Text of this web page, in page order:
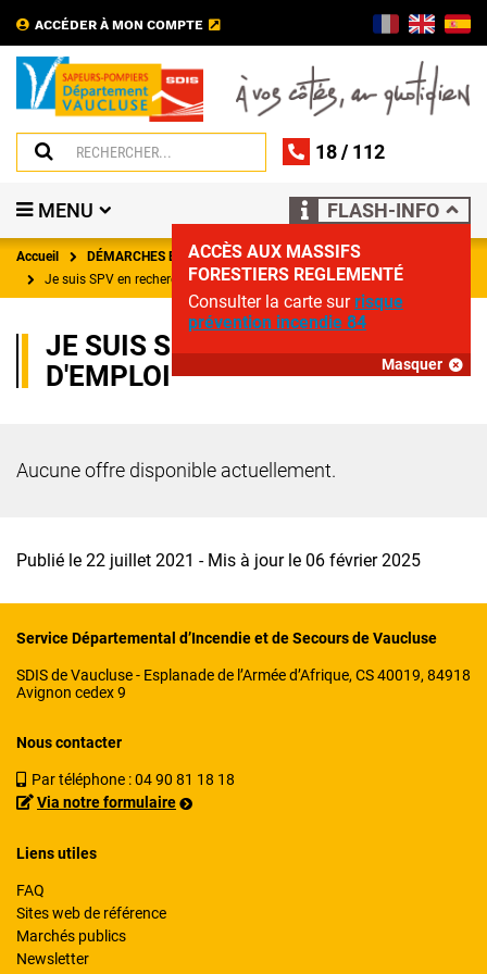
ACCÉDER À MON COMPTE
18/ 112
MENU FLASH-INFO
ACCÈS AUX MASSIFS
FORESTIERS REGLEMENTÉ
Consulter la carte surrisque
prévention incendie 84
Masquer
Accueil
DÉMARCHES ET PARTENARIATS
Je suis SPV en recherche d’emploi
JE SUIS SPV EN RECHERCHE
D'EMPLOI
Aucune offre disponible actuellement.
Publié le 22 juillet 2021 - Mis à jour le 06 février 2025
Service Départemental d’Incendie et de Secours de Vaucluse
SDIS de Vaucluse - Esplanade de l’Armée d’Afrique, CS 40019, 84918
Avignon cedex 9
Nous contacter
Par téléphone :04 90 81 18 18
Via notre formulaire
Liens utiles
FAQ
Sites web de référence
Marchés publics
Newsletter